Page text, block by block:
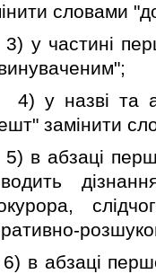
словами
у частинi
у назвi та
замiнити
в абзацi
в абзацi